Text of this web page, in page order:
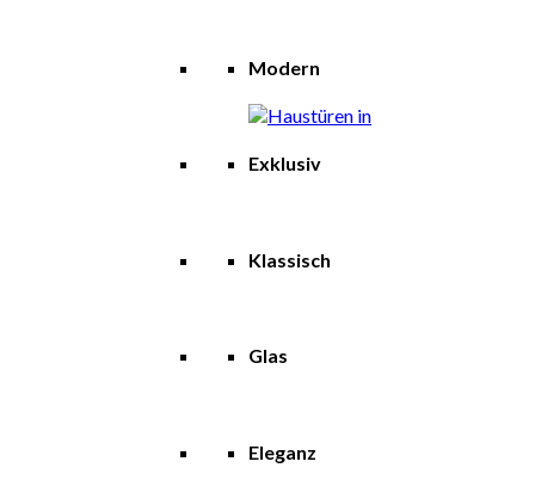
Modern
Exklusiv
Klassisch
Glas
Eleganz